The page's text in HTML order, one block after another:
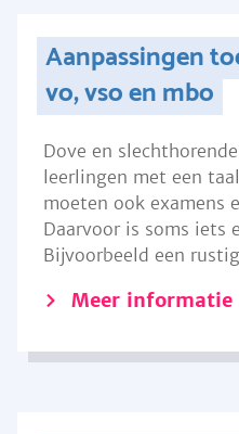
Aanpassingen
vo, vso en mbo
Dove en
leerlingen met een
moeten ook examens
Daarvoor is soms iets
Bijvoorbeeld een
Meer informatie